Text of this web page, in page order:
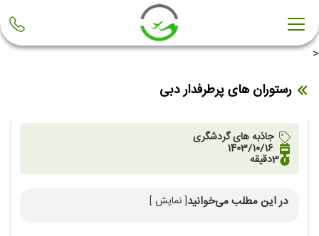
<
رستوران های پرطرفدار دبی
جاذبه های گردشگری
1403/10/16
3دقیقه
در این مطلب می‌خوانید[ نمایش ]